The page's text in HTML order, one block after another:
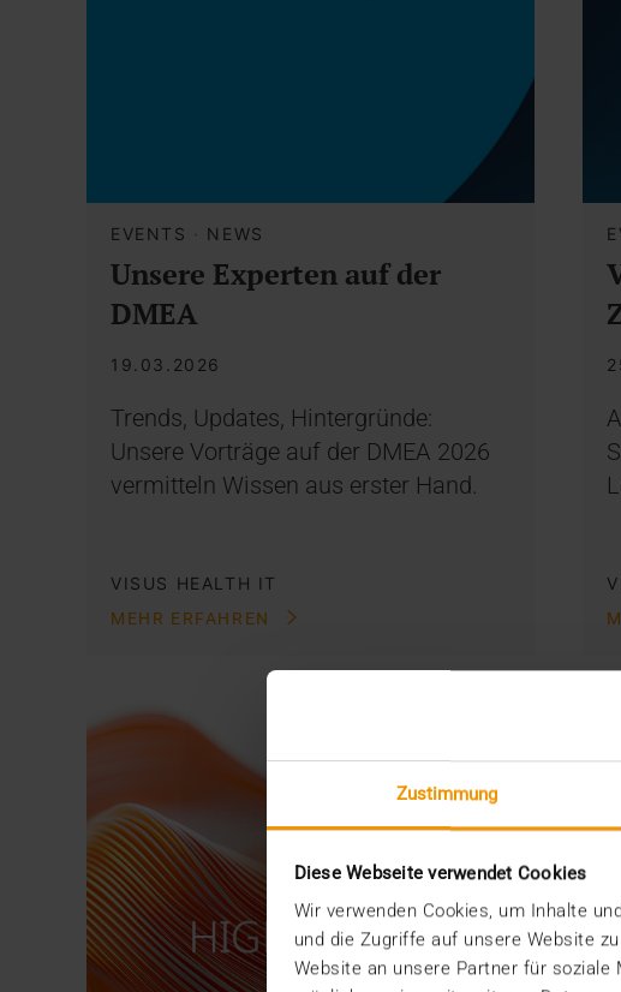
Zustimmung
Diese Webseite verwendet Cookies
Wir verwenden Cookies, um Inhalte
und die Zugriffe auf unsere Website
Website an unsere Partner für soziale
EVENTS · NEWS
Unsere Experten auf der
DMEA
19.03.2026
Trends, Updates, Hintergründe:
Unsere Vorträge auf der DMEA 2026
vermitteln Wissen aus erster Hand.
VISUS HEALTH IT
MEHR ERFAHREN